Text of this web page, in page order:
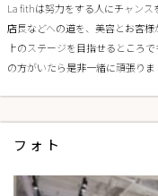
La fithは努力をする人にチャン
店長などへの道を、美容とお客
上のステージを目指せるところ
の方がいたら是非一緒に頑張りま
フォト